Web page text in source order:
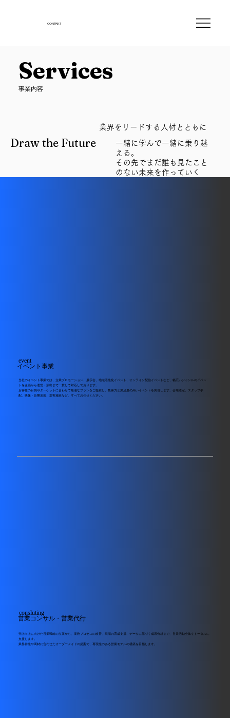
CONTRKT
Services
Services
​事業内容
Draw the Future
Draw the Future
業界をリードする人材とともに
一緒に学んで一緒に乗り越
える。
その先でまだ誰も見たこと
のない未来を作っていく
event
​イベント事業
当社のイベント事業では、企業プロモーション、展示会、地域活性化イベント、オンライン配信イベントなど、幅広いジャンルのイベン
トを企画から運営・演出まで一貫して対応しております。
お客様の目的やターゲットに合わせて最適なプランをご提案し、集客力と満足度の高いイベントを実現します。会場選定、スタッフ手
配、映像・音響演出、集客施策など、すべてお任せください。
consluting
営業コンサル・営業代行
売上向上に向けた営業戦略の立案から、業務プロセスの改善、現場の育成支援、データに基づく成果分析まで、営業活動全体をトータルに
支援します。
業界特性や商材に合わせたオーダーメイドの提案で、再現性のある営業モデルの構築を目指します。